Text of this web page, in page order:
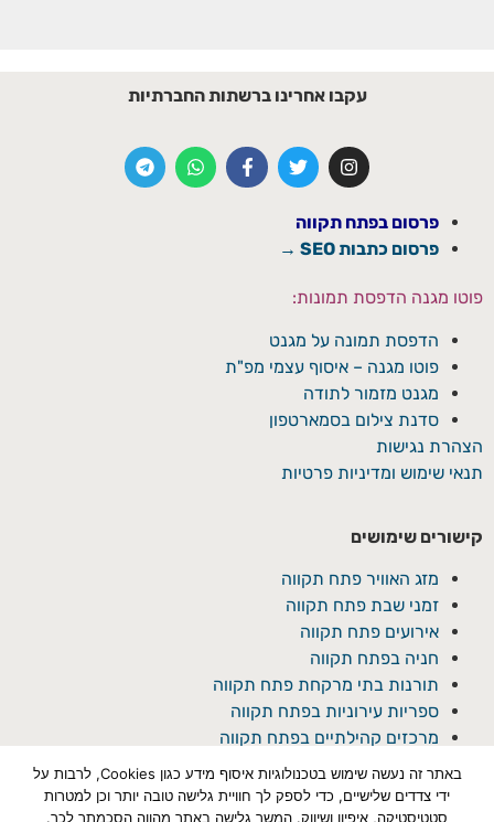
עקבו אחרינו ברשתות החברתיות
פרסום בפתח תקווה
פרסום כתבות SEO →
פוטו מגנה הדפסת תמונות:
הדפסת תמונה על מגנט
פוטו מגנה – איסוף עצמי מפ"ת
מגנט מזמור לתודה
סדנת צילום בסמארטפון
הצהרת נגישות
תנאי שימוש ומדיניות פרטיות
קישורים שימושים
מזג האוויר פתח תקווה
זמני שבת פתח תקווה
אירועים פתח תקווה
חניה בפתח תקווה
תורנות בתי מרקחת פתח תקווה
ספריות עירוניות בפתח תקווה
מרכזים קהילתיים בפתח תקווה
באתר זה נעשה שימוש בטכנולוגיות איסוף מידע כגון Cookies, לרבות על
ידי צדדים שלישיים, כדי לספק לך חוויית גלישה טובה יותר וכן למטרות
סטטיסטיקה, איפיון ושיווק. המשך גלישה באתר מהווה הסכמתך לכך.